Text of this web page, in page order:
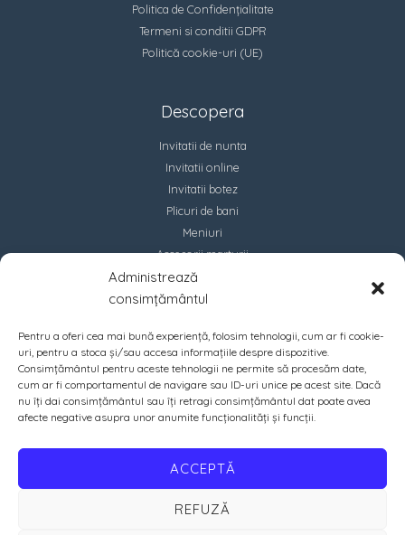
Administrează
consimțământul
Pentru a oferi cea mai bună experiență, folosim tehnologii, cum ar fi cookie-
uri, pentru a stoca și/sau accesa informațiile despre dispozitive.
Consimțământul pentru aceste tehnologii ne permite să procesăm date,
cum ar fi comportamentul de navigare sau ID-uri unice pe acest site. Dacă
nu îți dai consimțământul sau îți retragi consimțământul dat poate avea
afecte negative asupra unor anumite funcționalități și funcții.
ACCEPTĂ
REFUZĂ
Politica de Confidențialitate
Termeni si conditii GDPR
Politică cookie-uri (UE)
Descopera
Invitatii de nunta
Invitatii online
Invitatii botez
Plicuri de bani
Meniuri
Accesorii marturii
Contact